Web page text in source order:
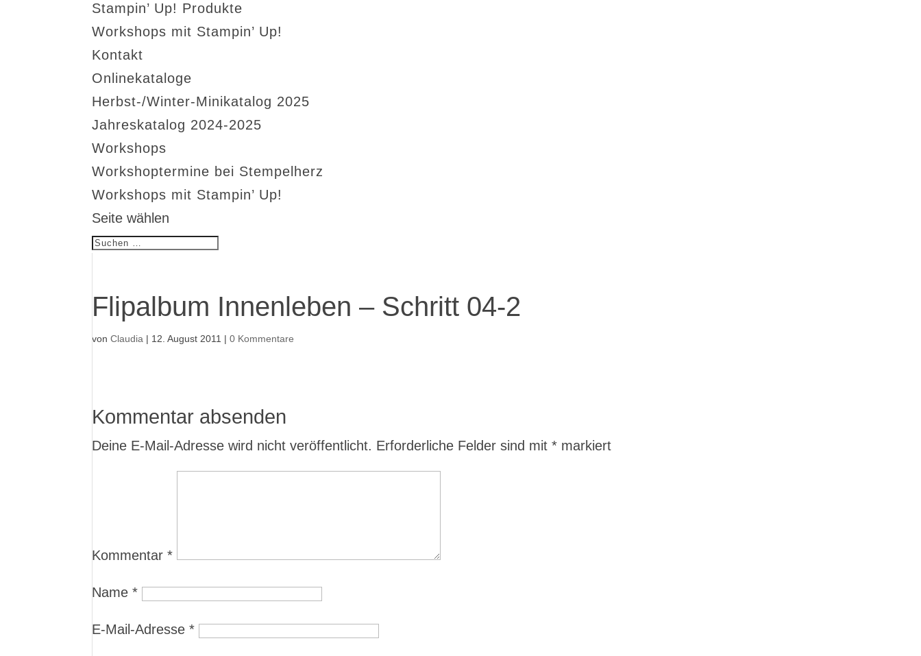
Stampin’ Up! Produkte
Workshops mit Stampin’ Up!
Kontakt
Onlinekataloge
Herbst-/Winter-Minikatalog 2025
Jahreskatalog 2024-2025
Workshops
Workshoptermine bei Stempelherz
Workshops mit Stampin’ Up!
Seite wählen
Flipalbum Innenleben – Schritt 04-2
vonClaudia | 12. August 2011 |0 Kommentare
Kommentar absenden
Deine E-Mail-Adresse wird nicht veröffentlicht. Erforderliche Felder sind mit* markiert
Kommentar*
Name*
E-Mail-Adresse*